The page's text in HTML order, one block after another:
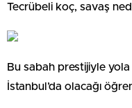
Tecrübeli koç, savaş
Bu sabah prestijiyle yola
İstanbul’da olacağı